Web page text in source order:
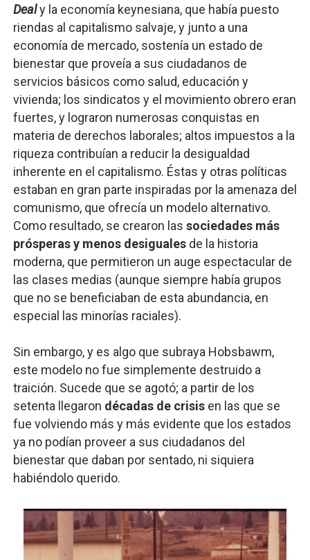
Dealy la economía keynesiana, que había puesto
riendas al capitalismo salvaje, y junto a una
economía de mercado, sostenía un estado de
bienestar que proveía a sus ciudadanos de
servicios básicos como salud, educación y
vivienda; los sindicatos y el movimiento obrero eran
fuertes, y lograron numerosas conquistas en
materia de derechos laborales; altos impuestos a la
riqueza contribuían a reducir la desigualdad
inherente en el capitalismo. Éstas y otras políticas
estaban en gran parte inspiradas por la amenaza del
comunismo, que ofrecía un modelo alternativo.
Como resultado, se crearon las sociedades más
prósperas y menos desigualesde la historia
moderna, que permitieron un auge espectacular de
las clases medias (aunque siempre había grupos
que no se beneficiaban de esta abundancia, en
especial las minorías raciales).
Sin embargo, y es algo que subraya Hobsbawm,
este modelo no fue simplemente destruido a
traición. Sucede que se agotó; a partir de los
setenta llegaron décadas de crisisen las que se
fue volviendo más y más evidente que los estados
ya no podían proveer a sus ciudadanos del
bienestar que daban por sentado, ni siquiera
habiéndolo querido.